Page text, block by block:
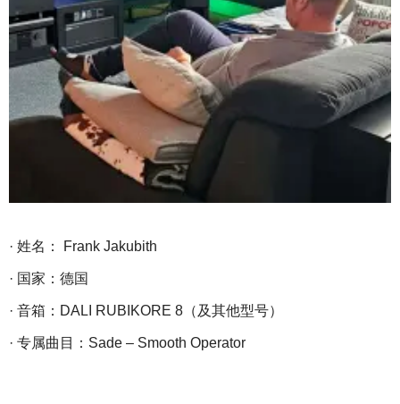
· 姓名： Frank Jakubith
· 国家：德国
· 音箱：DALI RUBIKORE 8（及其他型号）
· 专属曲目：Sade – Smooth Operator